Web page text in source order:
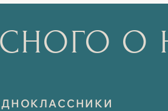
О
ДН ОКЛАССНИ КИ